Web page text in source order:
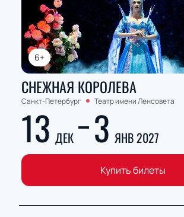
6+
СНЕЖНАЯ КОРОЛЕВА
Санкт-Петербург Театр имени Ленсовета
13 ДЕК 3 ЯНВ 2027
Купить билеты